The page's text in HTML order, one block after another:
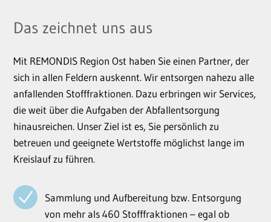
Das zeichnet uns aus
Mit REMONDIS Region Ost haben Sie einen Partner, der
sich in allen Feldern auskennt. Wir entsorgen nahezu alle
anfallenden Stofffraktionen. Dazu erbringen wir Services,
die weit über die Aufgaben der Abfallentsorgung
hinausreichen. Unser Ziel ist es, Sie persönlich zu
betreuen und geeignete Wertstoffe möglichst lange im
Kreislauf zu führen.
Sammlung und Aufbereitung bzw. Entsorgung
von mehr als 460 Stofffraktionen – egal ob